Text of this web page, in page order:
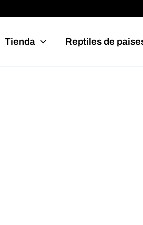
Tienda Reptiles de